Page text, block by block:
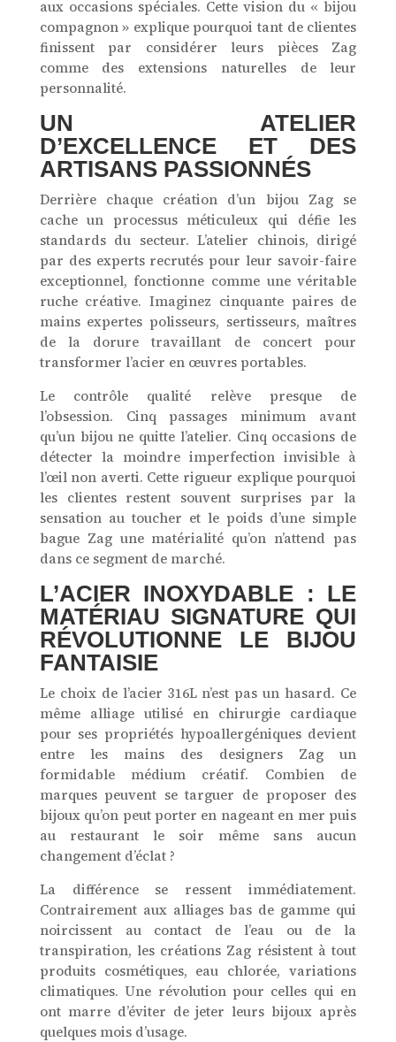
aux occasions spéciales. Cette vision du « bijou
compagnon » explique pourquoi tant de clientes
finissent par considérer leurs pièces Zag
comme des extensions naturelles de leur
personnalité.
UN ATELIER
D’EXCELLENCE ET DES
ARTISANS PASSIONNÉS
Derrière chaque création d’un bijou Zag se
cache un processus méticuleux qui défie les
standards du secteur. L’atelier chinois, dirigé
par des experts recrutés pour leur savoir-faire
exceptionnel, fonctionne comme une véritable
ruche créative. Imaginez cinquante paires de
mains expertes polisseurs, sertisseurs, maîtres
de la dorure travaillant de concert pour
transformer l’acier en œuvres portables.
Le contrôle qualité relève presque de
l’obsession. Cinq passages minimum avant
qu’un bijou ne quitte l’atelier. Cinq occasions de
détecter la moindre imperfection invisible à
l’œil non averti. Cette rigueur explique pourquoi
les clientes restent souvent surprises par la
sensation au toucher et le poids d’une simple
bague Zag une matérialité qu’on n’attend pas
dans ce segment de marché.
L’ACIER INOXYDABLE : LE
MATÉRIAU SIGNATURE QUI
RÉVOLUTIONNE LE BIJOU
FANTAISIE
Le choix de l’acier 316L n’est pas un hasard. Ce
même alliage utilisé en chirurgie cardiaque
pour ses propriétés hypoallergéniques devient
entre les mains des designers Zag un
formidable médium créatif. Combien de
marques peuvent se targuer de proposer des
bijoux qu’on peut porter en nageant en mer puis
au restaurant le soir même sans aucun
changement d’éclat ?
La différence se ressent immédiatement.
Contrairement aux alliages bas de gamme qui
noircissent au contact de l’eau ou de la
transpiration, les créations Zag résistent à tout
produits cosmétiques, eau chlorée, variations
climatiques. Une révolution pour celles qui en
ont marre d’éviter de jeter leurs bijoux après
quelques mois d’usage.